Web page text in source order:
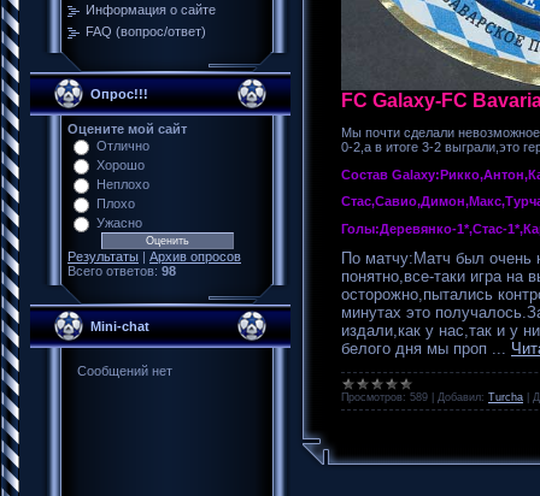
Информация о сайте
FAQ (вопрос/ответ)
Опрос!!!
Оцените мой сайт
Отлично
Хорошо
Неплохо
Плохо
Ужасно
Результаты | Архив опросов
Всего ответов: 98
Mini-chat
FC Galaxy-FC
Мы почти сделали
0-2,а в итоге 3-2 выграли,это
Состав
Голы:Деревянко-1*,Стас-
По матчу:Матч был очень
понятно,все-таки игра на
осторожно,пытались
минутах это
издали,как у нас,так и у
белого дня мы проп
Просмотров: 589 Добавил: Turcha